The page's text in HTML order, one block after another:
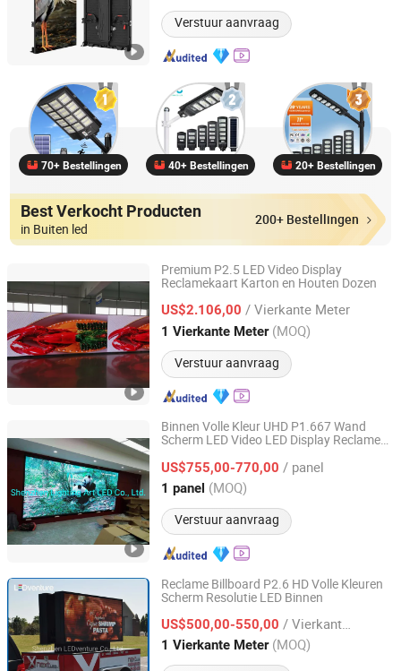
Verstuur aanvraag
70+ Bestellingen 40+ Bestellingen 20+ Bestellingen
Best Verkocht Producten
in Buiten led
200+ Bestellingen
Premium P2.5 LED Video Display
Reclamekaart Karton en Houten Dozen
US$2.106,00 / Vierkante Meter
1 Vierkante Meter (MOQ)
Verstuur aanvraag
Shenzhen FWS Technology Co., Ltd.
Guangdong, China Sinds 2016
Binnen Volle Kleur UHD P1.667 Wand
Scherm LED Video LED Display Reclame
US$755,00-770,00 / panel
1 panel (MOQ)
Verstuur aanvraag
Shenzhen Lightingart LED Display Co., Ltd.
Guangdong, China Sinds 2019
Reclame Billboard P2.6 HD Volle Kleuren
Scherm Resolutie LED Binnen
US$500,00-550,00 / Vierkante Meter
1 Vierkante Meter (MOQ)
Shenzhen LEDventure Co., Ltd.
Guangdong, China Sinds 2017